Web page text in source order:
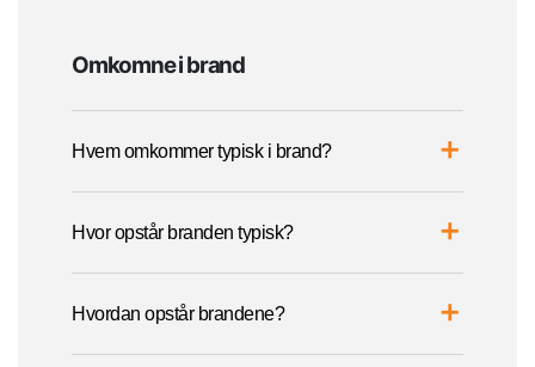
Omkomne i brand
Hvem omkommer typisk i brand?
Hvor opstår branden typisk?
Hvordan opstår brandene?